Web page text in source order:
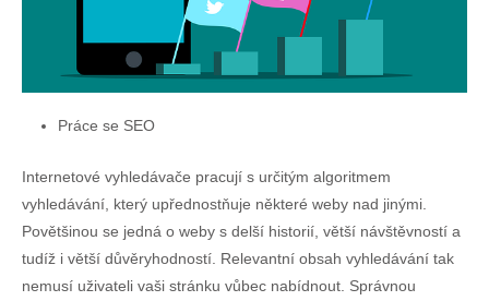
Práce se SEO
Internetové vyhledávače pracují s určitým algoritmem
vyhledávání, který upřednostňuje některé weby nad jinými.
Povětšinou se jedná o weby s delší historií, větší návštěvností a
tudíž i větší důvěryhodností. Relevantní obsah vyhledávání tak
nemusí uživateli vaši stránku vůbec nabídnout. Správnou